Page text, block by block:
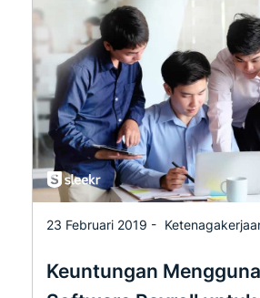
23 Februari 2019 -
Keuntungan